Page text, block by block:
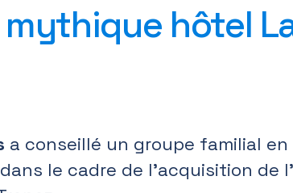
hôtel
a conseillé un groupe familial en
le cadre de l’acquisition de